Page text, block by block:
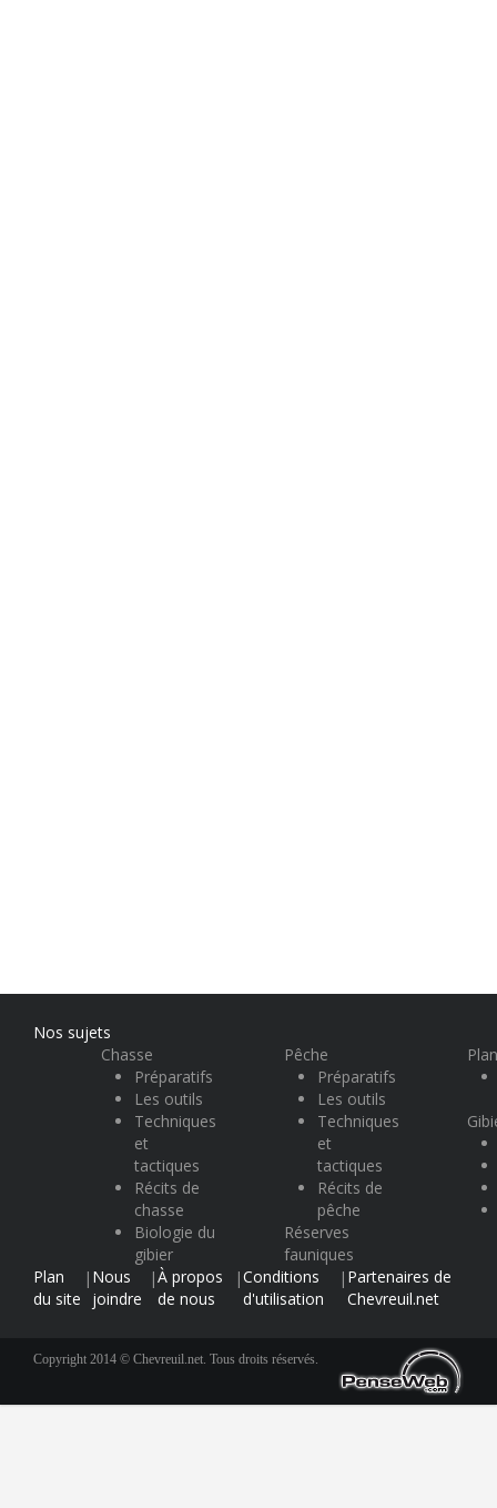
Nos sujets
Chasse
Préparatifs
Les outils
Techniques
et
tactiques
Récits de
chasse
Biologie du
gibier
Pêche
Préparatifs
Les outils
Techniques
et
tactiques
Récits de
pêche
Réserves
fauniques
Plan
du site
| Nous
joindre
|À propos
de nous
|Conditions
d'utilisation
| Partenaires de
Chevreuil.net
Copyright 2014 © Chevreuil.net. Tous droits réservés.